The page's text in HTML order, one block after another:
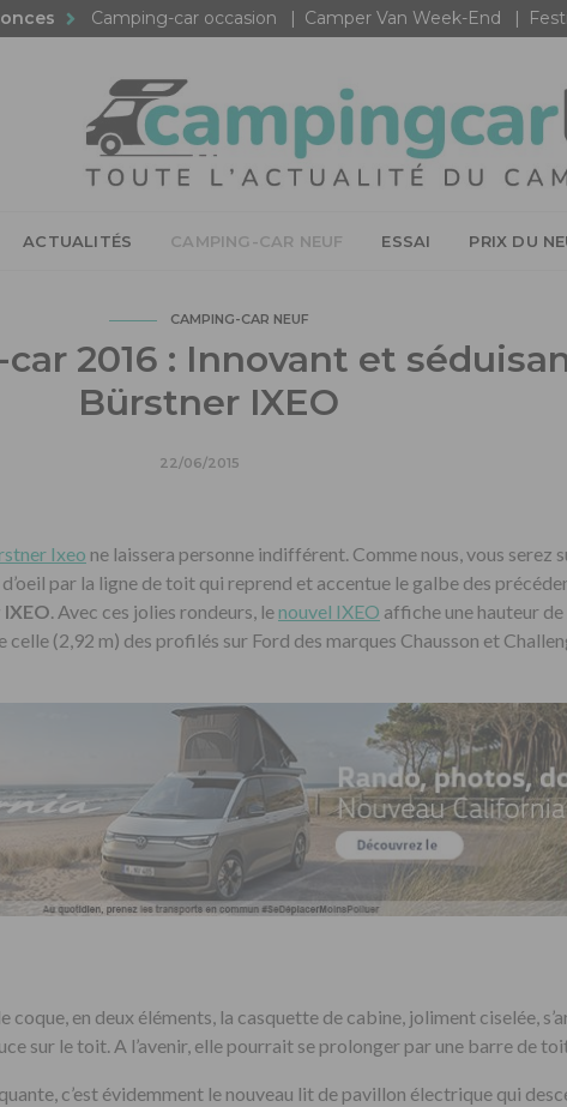
Camping-car occasion Camper Van Week-End
ACTUALITÉS CAMPING-CAR NEUF ESSAI PRIX DU
CAMPING-CAR NEUF
2016 : Innovant et
Bürstner IXEO
22/06/2015
Ixeo ne laissera personne indifférent. Comme nous, vous serez
par la ligne de toit qui reprend et accentue le galbe des
. Avec ces jolies rondeurs, lenouvel IXEO affiche une hauteur de
celle (2,92 m) des profilés sur Ford des marques Chausson et
coque, en deux éléments, la casquette de cabine, joliment ciselée,
sur le toit. A l’avenir, elle pourrait se prolonger par une barre de
c’est évidemment le nouveau lit de pavillon électrique qui